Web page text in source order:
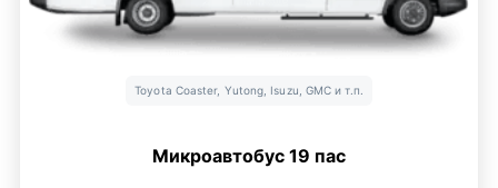
Toyota Coaster, Yutong, Isuzu, GMC и т.п.
Микроавтобус 19 пас